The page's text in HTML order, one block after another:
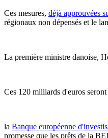
Ces mesures, déjà approuvées
régionaux non dépensés et le
La première ministre danoise,
Ces 120 milliards d'euros
la Banque européenne
promesse que les prêts de la